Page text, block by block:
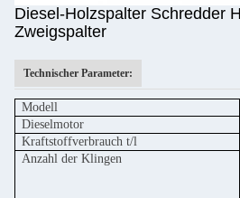
Diesel-Holzspalter Schredder
Zweigspalter
Technischer Parameter:
Modell
Dieselmotor
Kraftstoffverbrauch t/l
Anzahl der Klingen